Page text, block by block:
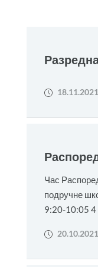
Час
подручне
9:20-10:05